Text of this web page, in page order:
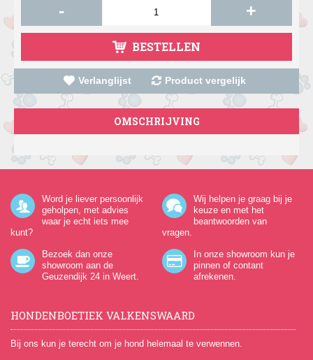
- +
BESTELLEN
Verlanglijst Product vergelijk
OMSCHRIJVING
Word je liever persoonlijk
geholpen, met advies
waar je echt iets mee
kunt?
Wij helpen je graag bij je
keuze en met het
beantwoorden van
vragen.
Bezoek dan onze
showroom aan de
Geuzendijk 24 in Weert.
In onze showroom kun je
pinnen of contant
afrekenen.
HONDENBOETIEK VALKENSWAARD
Bij ons kun je terecht om je hond helemaal te verwennen.